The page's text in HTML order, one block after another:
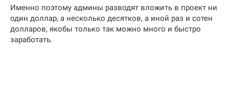
Именно поэтому админы разводят вложить в проект ни
один доллар, а несколько десятков, а иной раз и сотен
долларов, якобы только так можно много и быстро
заработать.